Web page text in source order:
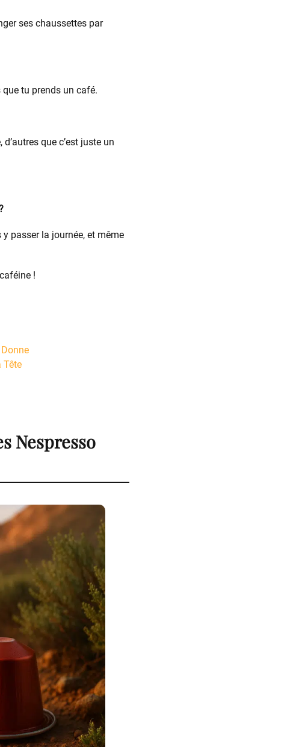
ses chaussettes par
tu prends un café.
que c’est juste un
passer la journée, et même
!
Tête
Nespresso